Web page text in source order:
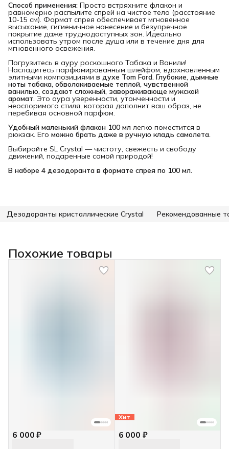
Способ применения: Просто встряхните флакон и
равномерно распылите спрей на чистое тело (расстояние
10-15 см). Формат спрея обеспечивает мгновенное
высыхание, гигиеничное нанесение и безупречное
покрытие даже труднодоступных зон. Идеально
использовать утром после душа или в течение дня для
мгновенного освежения.
Погрузитесь в ауру роскошного Табака и Ванили!
Насладитесь парфюмированным шлейфом, вдохновленным
элитными композициями в духе Tom Ford. Глубокие, дымные
ноты табака, обволакиваемые теплой, чувственной
ванилью, создают сложный, завораживающе мужской
аромат. Это аура уверенности, утонченности и
неоспоримого стиля, которая дополнит ваш образ, не
перебивая основной парфюм.
Удобный маленький флакон 100 мл легко поместится в
рюкзак. Его можно брать даже в ручную кладь самолета.
Выбирайте SL Crystal — чистоту, свежесть и свободу
движений, подаренные самой природой!
В наборе 4 дезодоранта в формате спрея по 100 мл.
Дезодоранты кристаллические Crystal Рекомендованные
Похожие товары
6 000 ₽
Хит
6 000 ₽